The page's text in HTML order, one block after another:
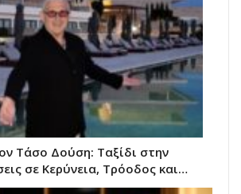
Τάσο Δούση: Ταξίδι στην
σε Κερύνεια, Τρόοδος και…